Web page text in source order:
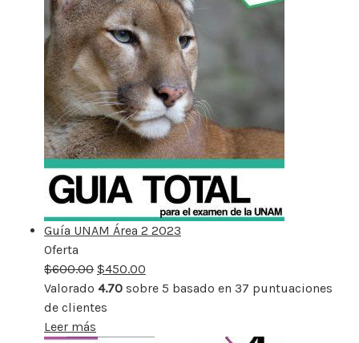
Guía UNAM Área 2 2023
Oferta
rebajado
$600.00 $450.00
Valorado 4.70 sobre 5 basado en 37 puntuaciones
de clientes
Leer más